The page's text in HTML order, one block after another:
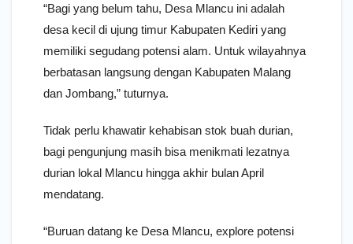
“Bagi yang belum tahu, Desa Mlancu ini adalah
desa kecil di ujung timur Kabupaten Kediri yang
memiliki segudang potensi alam. Untuk wilayahnya
berbatasan langsung dengan Kabupaten Malang
dan Jombang,” tuturnya.
Tidak perlu khawatir kehabisan stok buah durian,
bagi pengunjung masih bisa menikmati lezatnya
durian lokal Mlancu hingga akhir bulan April
mendatang.
“Buruan datang ke Desa Mlancu, explore potensi